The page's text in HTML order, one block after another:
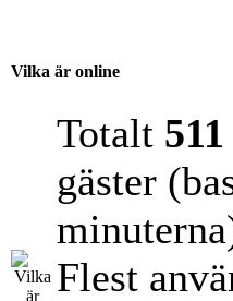
Vilka är online
Totalt 511
gäster
Flest